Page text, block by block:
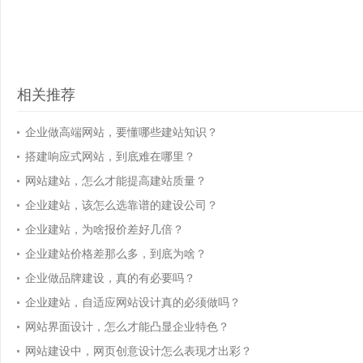
相关推荐
企业做高端网站，要懂哪些建站知识？
搭建响应式网站，到底难在哪里？
网站建站，怎么才能提高建站质量？
企业建站，该怎么选靠谱的建设公司？
企业建站，为啥报价差好几倍？
企业建站价格差那么多，到底为啥？
企业做品牌建设，真的有必要吗？
企业建站，自适应网站设计真的必须做吗？
网站界面设计，怎么才能凸显企业特色？
网站建设中，网页创意设计怎么表现才出彩？